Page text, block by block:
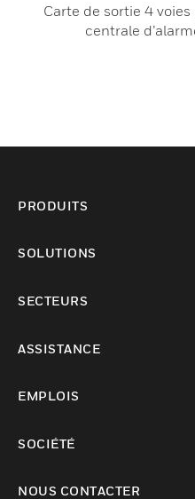
Carte de sortie 4
centrale
PRODUITS
SOLUTIONS
SECTEURS
ASSISTANCE
EMPLOIS
SOCIÉTÉ
NOUS CONTACTER